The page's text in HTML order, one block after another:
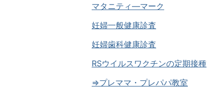
マタニティ―マーク
妊婦一般健康診査
妊婦歯科健康診査
RSウイルスワクチンの定期接種
⇒プレママ・プレパパ教室